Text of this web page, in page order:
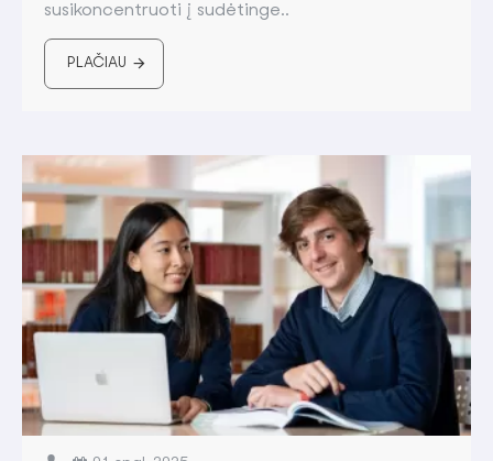
susikoncentruoti į sudėtinge..
PLAČIAU